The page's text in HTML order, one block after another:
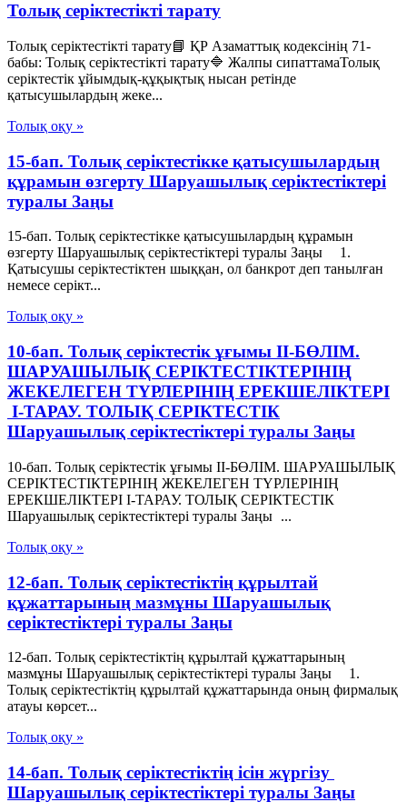
Толық серіктестікті тарату
Толық серіктестікті тарату📘 ҚР Азаматтық кодексінің 71-
бабы: Толық серіктестікті тарату🔷 Жалпы сипаттамаТолық
серіктестік ұйымдық-құқықтық нысан ретінде
қатысушылардың жеке...
Толық оқу »
15-бап. Толық серiктестiкке қатысушылардың
құрамын өзгерту Шаруашылық серіктестіктері
туралы Заңы
15-бап. Толық серiктестiкке қатысушылардың құрамын
өзгерту Шаруашылық серіктестіктері туралы Заңы 1.
Қатысушы серiктестiктен шыққан, ол банкрот деп танылған
немесе серiкт...
Толық оқу »
10-бап. Толық серiктестiк ұғымы II-БӨЛIМ.
ШАРУАШЫЛЫҚ СЕРIКТЕСТIКТЕРIНIҢ
ЖЕКЕЛЕГЕН ТҮРЛЕРIНIҢ ЕРЕКШЕЛIКТЕРI
I-ТАРАУ. ТОЛЫҚ СЕРIКТЕСТIК
Шаруашылық серіктестіктері туралы Заңы
10-бап. Толық серiктестiк ұғымы II-БӨЛIМ. ШАРУАШЫЛЫҚ
СЕРIКТЕСТIКТЕРIНIҢ ЖЕКЕЛЕГЕН ТҮРЛЕРIНIҢ
ЕРЕКШЕЛIКТЕРI I-ТАРАУ. ТОЛЫҚ СЕРIКТЕСТIК
Шаруашылық серіктестіктері туралы Заңы ...
Толық оқу »
12-бап. Толық серiктестiктiң құрылтай
құжаттарының мазмұны Шаруашылық
серіктестіктері туралы Заңы
12-бап. Толық серiктестiктiң құрылтай құжаттарының
мазмұны Шаруашылық серіктестіктері туралы Заңы 1.
Толық серiктестiктiң құрылтай құжаттарында оның фирмалық
атауы көрсет...
Толық оқу »
14-бап. Толық серiктестiктiң iсiн жүргiзу
Шаруашылық серіктестіктері туралы Заңы